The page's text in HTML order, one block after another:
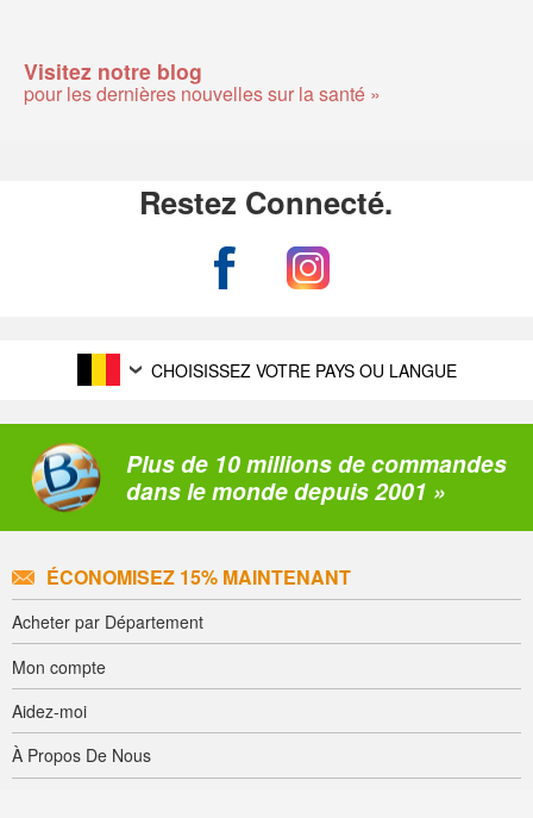
Visitez notre blog
pour les dernières nouvelles sur la santé »
Restez Connecté.
CHOISISSEZ VOTRE PAYS OU LANGUE
Plus de 10 millions de commandes
dans le monde depuis 2001 »
ÉCONOMISEZ 15% MAINTENANT
Acheter par Département
Mon compte
Aidez-moi
À Propos De Nous